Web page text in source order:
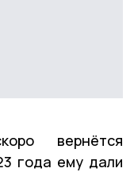
вернётся
года ему дали